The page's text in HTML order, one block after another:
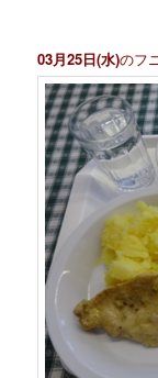
03月25日(水)のフ